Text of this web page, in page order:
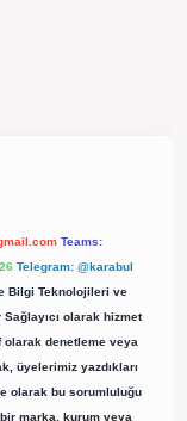
Teams:
Telegram: @karabul
Bilgi Teknolojileri ve
olarak hizmet
denetleme veya
üyelerimiz yazdıkları
olarak bu sorumluluğu
marka, kurum veya